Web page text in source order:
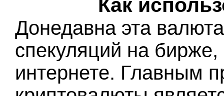
Как
Донедавна эта
спекуляций на
интернете. Главным